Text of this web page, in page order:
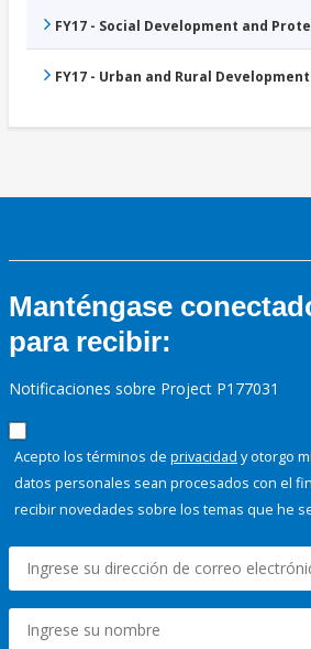
FY17 - Social Development and
FY17 - Urban and Rural Development
Manténgase
para recibir:
Notificaciones sobre Project P177031
Acepto los términos de privacidad y otorgo
datos personales sean procesados con el
recibir novedades sobre los temas que he